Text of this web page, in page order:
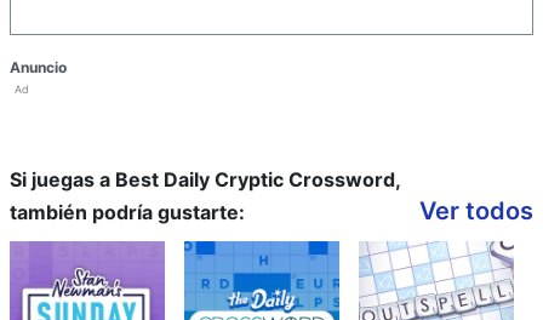
Anuncio
Ad
Si juegas a Best Daily Cryptic Crossword,
también podría gustarte:
Ver todos